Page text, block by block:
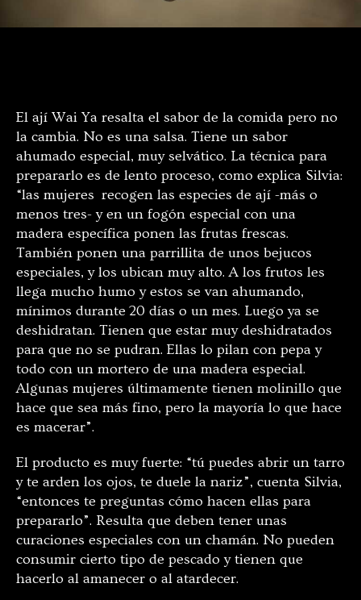
El ají Wai Ya resalta el sabor de la comida pero no
la cambia. No es una salsa. Tiene un sabor
ahumado especial, muy selvático. La técnica para
prepararlo es de lento proceso, como explica Silvia:
“las mujeres recogen las especies de ají -más o
menos tres- y en un fogón especial con una
madera específica ponen las frutas frescas.
También ponen una parrillita de unos bejucos
especiales, y los ubican muy alto. A los frutos les
llega mucho humo y estos se van ahumando,
mínimos durante 20 días o un mes. Luego ya se
deshidratan. Tienen que estar muy deshidratados
para que no se pudran. Ellas lo pilan con pepa y
todo con un mortero de una madera especial.
Algunas mujeres últimamente tienen molinillo que
hace que sea más fino, pero la mayoría lo que hace
es macerar”.
El producto es muy fuerte: “tú puedes abrir un tarro
y te arden los ojos, te duele la nariz”, cuenta Silvia,
“entonces te preguntas cómo hacen ellas para
prepararlo”. Resulta que deben tener unas
curaciones especiales con un chamán. No pueden
consumir cierto tipo de pescado y tienen que
hacerlo al amanecer o al atardecer.